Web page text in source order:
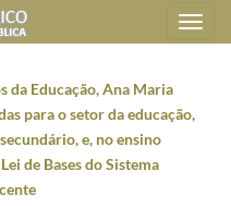
Toggle
navigation
da Educação, Ana Maria
para o setor da educação,
e, no ensino
de Bases do Sistema